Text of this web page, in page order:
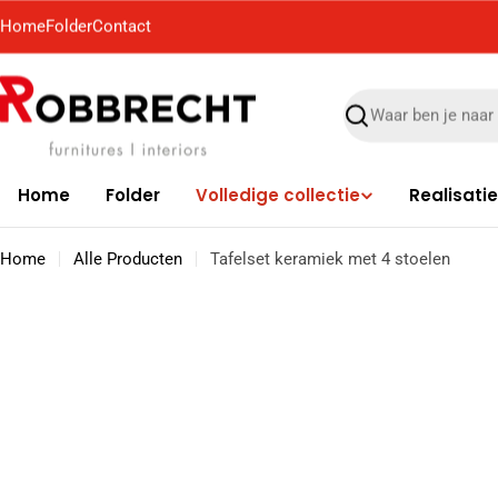
naar
inhoud
HomeFolderContact
Zoek
Home Folder Volledige collectie
Home Alle Producten Tafelset keramiek met 4 stoelen